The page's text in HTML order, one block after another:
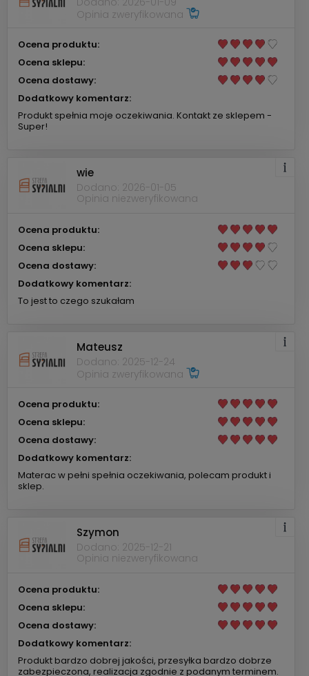
Opinia zweryfikowana
Ocena produktu:
Ocena sklepu:
Ocena dostawy:
Dodatkowy komentarz:
Produkt spełnia moje oczekiwania. Kontakt ze sklepem -
Super!
wie
Dodano: 2026-01-05
Opinia niezweryfikowana
Ocena produktu:
Ocena sklepu:
Ocena dostawy:
Dodatkowy komentarz:
To jest to czego szukałam
Mateusz
Dodano: 2025-12-24
Opinia zweryfikowana
Ocena produktu:
Ocena sklepu:
Ocena dostawy:
Dodatkowy komentarz:
Materac w pełni spełnia oczekiwania, polecam produkt i
sklep.
Szymon
Dodano: 2025-12-21
Opinia niezweryfikowana
Ocena produktu:
Ocena sklepu:
Ocena dostawy:
Dodatkowy komentarz:
Produkt bardzo dobrej jakości, przesyłka bardzo dobrze
zabezpieczona, realizacja zgodnie z podanym terminem.